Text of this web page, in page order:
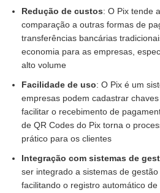
Redução de custos: O Pix tende
comparação a outras formas de
transferências bancárias
economia para as empresas,
alto volume
Facilidade de uso: O Pix é um
empresas podem cadastrar
facilitar o recebimento de
de QR Codes do Pix torna o
prático para os clientes
Integração com sistemas de
ser integrado a sistemas de
facilitando o registro automático